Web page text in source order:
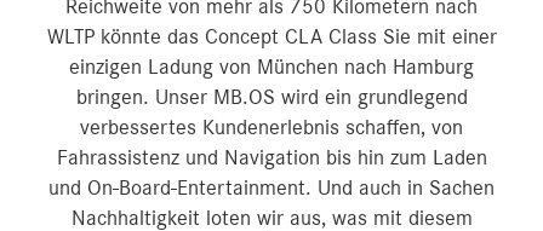
Reichweite von mehr als 750 Kilometern nach
WLTP könnte das Concept CLA Class Sie mit einer
einzigen Ladung von München nach Hamburg
bringen. Unser MB.OS wird ein grundlegend
verbessertes Kundenerlebnis schaffen, von
Fahrassistenz und Navigation bis hin zum Laden
und On-Board-Entertainment. Und auch in Sachen
Nachhaltigkeit loten wir aus, was mit diesem